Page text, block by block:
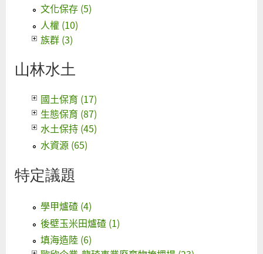
文化保存 (5)
人權 (10)
族群 (3)
山林水土
國土保育 (17)
生態保育 (87)
水土保持 (45)
水資源 (65)
特定議題
學甲爐碴 (4)
後壁玉米田爐碴 (1)
填海造陸 (6)